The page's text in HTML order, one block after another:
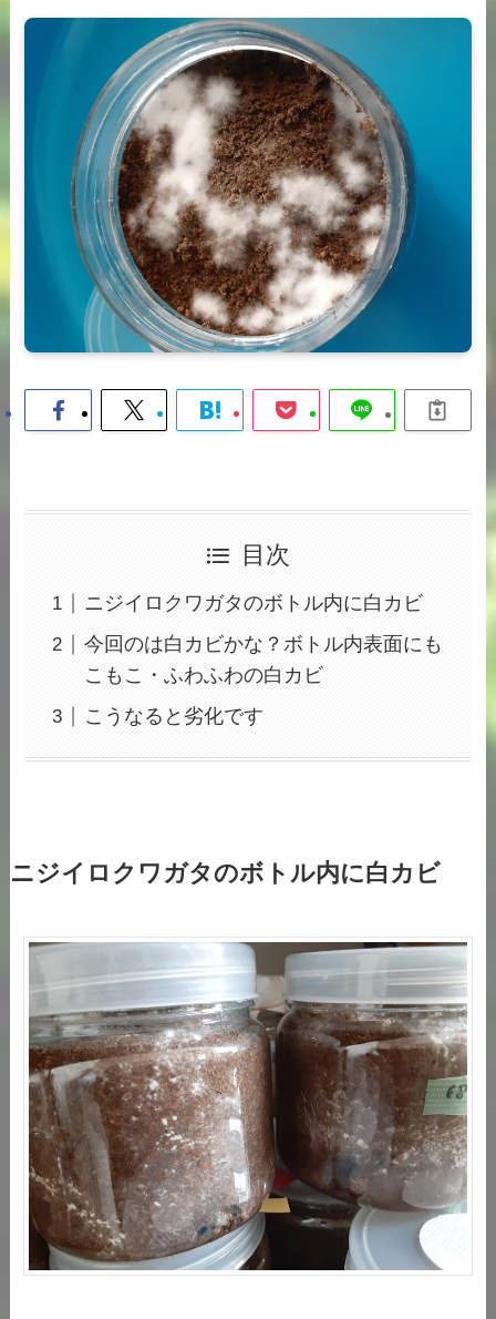
目次
ニジイロクワガタのボトル内に白カビ
今回のは白カビかな？ボトル内表面にも
こもこ・ふわふわの白カビ
こうなると劣化です
ニジイロクワガタのボトル内に白カビ